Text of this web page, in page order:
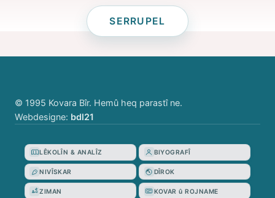
SERRUPEL
© 1995 Kovara Bîr. Hemû heq parastî ne.
Webdesigne: bdl21
LÊKOLÎN & ANALÎZ BIYOGRAFÎ
NIVÎSKAR DÎROK
ZIMAN KOVAR û ROJNAME